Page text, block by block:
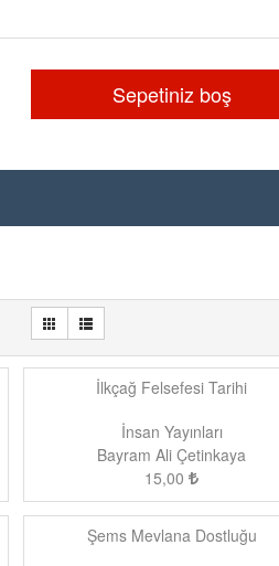
Sepetiniz boş
İlkçağ Felsefesi Tarihi
İnsan Yayınları
Bayram Ali Çetinkaya
15,00
Şems Mevlana Dostluğu